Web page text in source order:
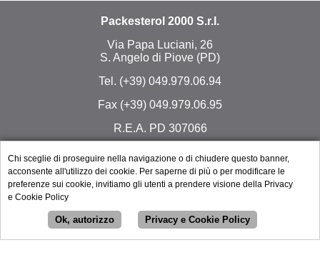
Packesterol 2000 S.r.l.
Via Papa Luciani, 26
S. Angelo di Piove (PD)
Tel. (+39) 049.979.06.94
Fax (+39) 049.979.06.95
R.E.A. PD 307066
Reg. Imp. PD, Cod. Fisc., P. IVA 03374490286
Privacy e Cookie Policy
Chi sceglie di proseguire nella navigazione o di chiudere questo banner,
acconsente all'utilizzo dei cookie. Per saperne di più o per modificare le
preferenze sui cookie, invitiamo gli utenti a prendere visione della Privacy
e Cookie Policy
Ok, autorizzo Privacy e Cookie Policy